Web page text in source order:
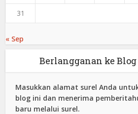
31
« Sep
Berlangganan ke
Masukkan alamat surel Anda
blog ini dan menerima
baru melalui surel.